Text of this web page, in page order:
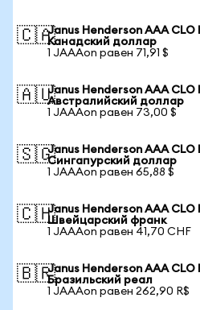
🇨🇦Janus Henderson AAA CLO
Канадский доллар
1 JAAAon равен 71,91 $
🇦🇺Janus Henderson AAA CLO
Австралийский доллар
1 JAAAon равен 73,00 $
🇸🇬Janus Henderson AAA CLO
Сингапурский доллар
1 JAAAon равен 65,88 $
🇨🇭Janus Henderson AAA CLO
Швейцарский франк
1 JAAAon равен 41,70 CHF
🇧🇷Janus Henderson AAA CLO
Бразильский реал
1 JAAAon равен 262,90 R$